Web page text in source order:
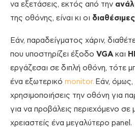
να εξετάσεις, εκτός από την
της οθόνης, είναι κι οι
Εάν, παραδείγματος χάριν,
που υποστηρίζει έξοδο VGAκαι
εργάζεσαι σε διπλή οθόνη, τότε
ένα εξωτερικό monitor. Εάν, όμως,
χρησιμοποιήσεις την οθόνη για
για να προβάλεις περιεχόμενο σε
χρειαστείς ένα μεγαλύτερο panel.